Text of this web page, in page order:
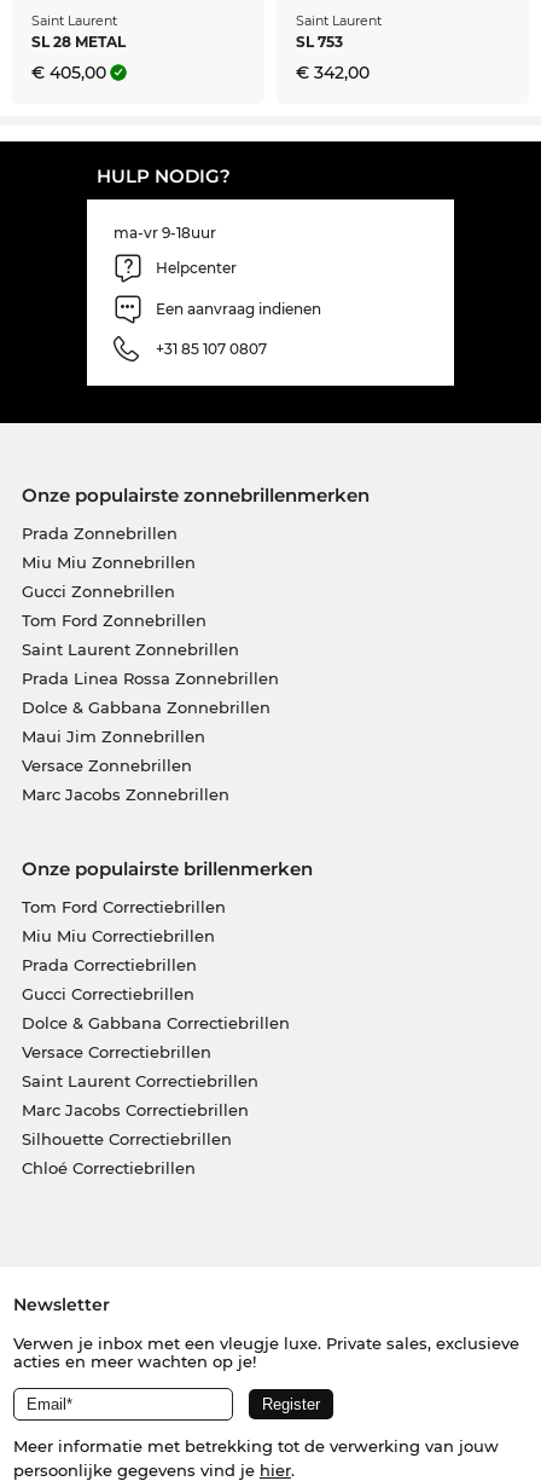
Saint Laurent
SL 28 METAL
€ 405,00
Saint Laurent
SL 753
€ 342,00
HULP NODIG?
ma-vr 9-18uur
Helpcenter
Een aanvraag indienen
+31 85 107 0807
Onze populairste zonnebrillenmerken
Prada Zonnebrillen
Miu Miu Zonnebrillen
Gucci Zonnebrillen
Tom Ford Zonnebrillen
Saint Laurent Zonnebrillen
Prada Linea Rossa Zonnebrillen
Dolce & Gabbana Zonnebrillen
Maui Jim Zonnebrillen
Versace Zonnebrillen
Marc Jacobs Zonnebrillen
Onze populairste brillenmerken
Tom Ford Correctiebrillen
Miu Miu Correctiebrillen
Prada Correctiebrillen
Gucci Correctiebrillen
Dolce & Gabbana Correctiebrillen
Versace Correctiebrillen
Saint Laurent Correctiebrillen
Marc Jacobs Correctiebrillen
Silhouette Correctiebrillen
Chloé Correctiebrillen
Newsletter
Verwen je inbox met een vleugje luxe. Private sales, exclusieve
acties en meer wachten op je!
Meer informatie met betrekking tot de verwerking van jouw
persoonlijke gegevens vind je hier.